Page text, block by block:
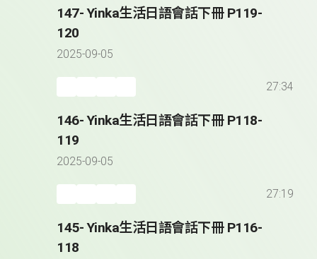
147- Yinka生活日語會話下冊 P119-
120
2025-09-05
27:34
146- Yinka生活日語會話下冊 P118-
119
2025-09-05
27:19
145- Yinka生活日語會話下冊 P116-
118